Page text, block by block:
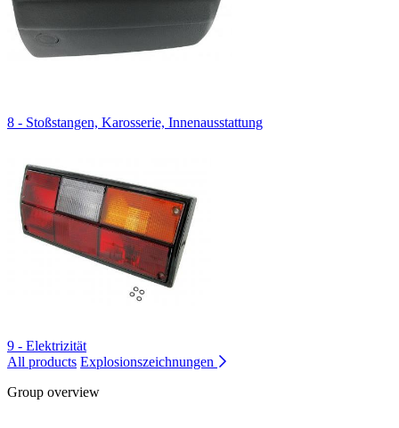
8 - Stoßstangen, Karosserie, Innenausstattung
9 - Elektrizität
All products Explosionszeichnungen
Group overview